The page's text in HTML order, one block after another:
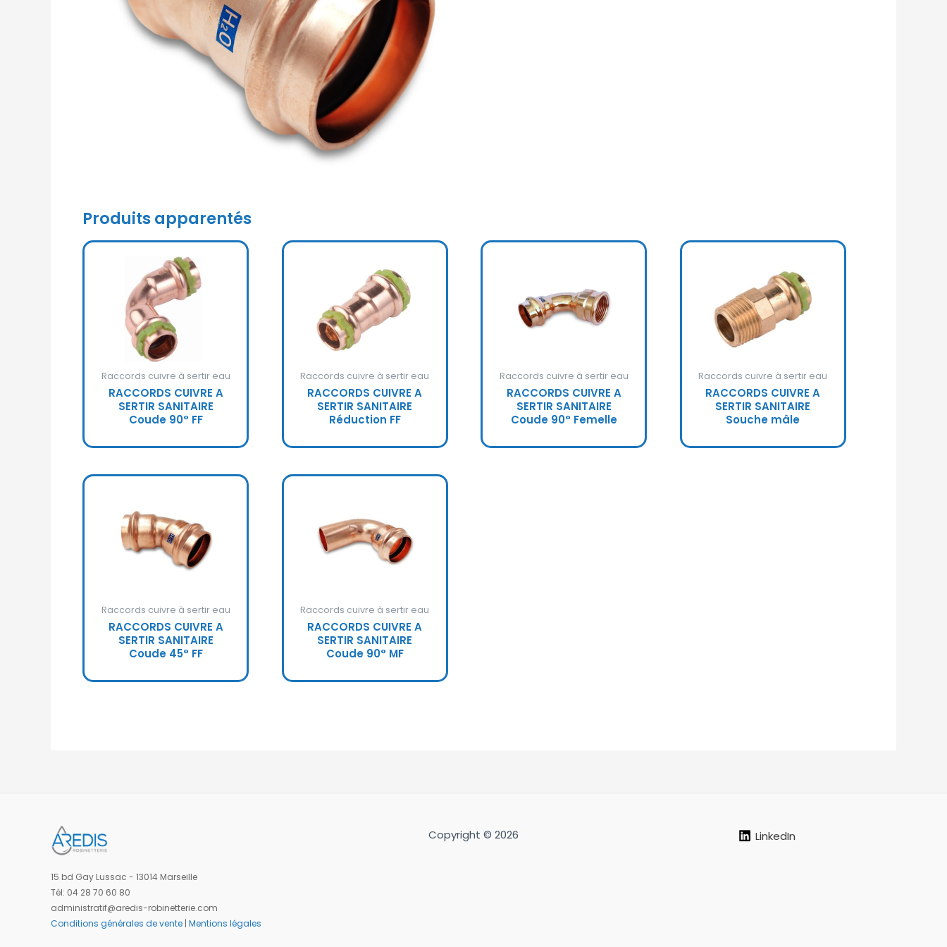
Produits apparentés
Raccords cuivre à sertir eau
RACCORDS CUIVRE A
SERTIR SANITAIRE
Coude 90° FF
Raccords cuivre à sertir eau
RACCORDS CUIVRE A
SERTIR SANITAIRE
Réduction FF
Raccords cuivre à sertir eau
RACCORDS CUIVRE A
SERTIR SANITAIRE
Coude 90° Femelle
Raccords cuivre à sertir eau
RACCORDS CUIVRE A
SERTIR SANITAIRE
Souche mâle
Raccords cuivre à sertir eau
RACCORDS CUIVRE A
SERTIR SANITAIRE
Coude 45° FF
Raccords cuivre à sertir eau
RACCORDS CUIVRE A
SERTIR SANITAIRE
Coude 90° MF
15 bd Gay Lussac - 13014 Marseille
Tél: 04 28 70 60 80
administratif@aredis-robinetterie.com
Conditions générales de vente | Mentions légales
Copyright © 2026 LinkedIn